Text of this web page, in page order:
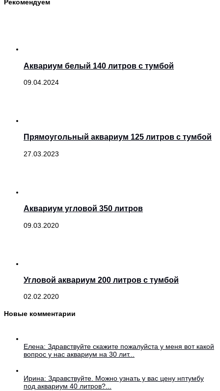
Рекомендуем
Аквариум белый 140 литров с тумбой
09.04.2024
Прямоугольный аквариум 125 литров с тумбой
27.03.2023
Аквариум угловой 350 литров
09.03.2020
Угловой аквариум 200 литров с тумбой
02.02.2020
Новые комментарии
Елена: Здравствуйте скажите пожалуйста у меня вот какой
вопрос у нас аквариум на 30 лит...
Ирина: Здравствуйте. Можно узнать у вас цену нптумбу
под аквариум 40 литров?...